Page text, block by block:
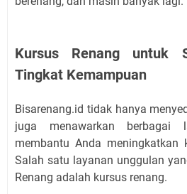
Kursus Renang untuk
Tingkat Kemampuan
Bisarenang.id tidak hanya
juga menawarkan berbagai
membantu Anda meningkatkan
Salah satu layanan unggulan
Renang adalah kursus renang.